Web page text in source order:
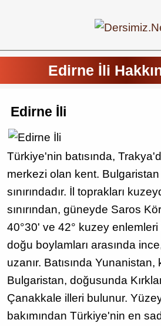
Edirne İli
Edirne İli
Türkiye'nin batısında,
merkezi olan kent.
sınırındadır. İl toprakları
sınırından, güneyde Saros
40°30' ve 42° kuzey enlemleri
doğu boylamları arasında
uzanır. Batısında
Bulgaristan, doğusunda
Çanakkale illeri bulunur.
bakımından Türkiye'nin en